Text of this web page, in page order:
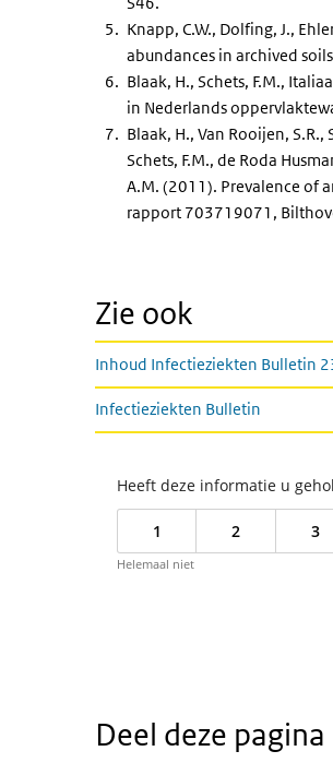
Knapp, C.W., Dolfing, J.,
abundances in archived
Blaak, H., Schets, F.M.,
in Nederlands
Blaak, H., Van Rooijen, S.R.,
Schets, F.M., de Roda
A.M. (2011). Prevalence of
rapport 703719071,
Zie ook
Inhoud Infectieziekten Bulletin
Infectieziekten Bulletin
Heeft deze informatie u
1 2 3
Helemaal niet
Deel deze pagina